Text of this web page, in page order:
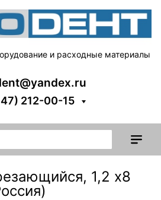
и расходные материалы
212-00-15
1,2 x8